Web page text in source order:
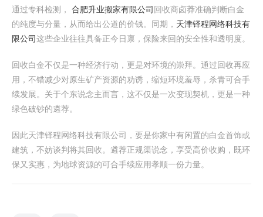
通过专科检测， 合肥升业搬家有限公司 回收商卤莽准确判断白金
的纯度与分量，从而给出公道的价钱。同期， 天津铎程网络科技有
限公司这些企业往往具备正今日禀，保险来回的安全性和透明度。
回收白金不仅是一种经济行动，更是对环境的崇拜。通过回收再应
用，不错减少对原生矿产资源的劝诱，缩短环境羞辱，杀青可合手
续发展。关于个东说念主而言，这不仅是一次变现契机，更是一种
绿色破钞的遴荐。
因此天津铎程网络科技有限公司，要是你家中有闲置的白金首饰或
建筑，不妨谈判将其回收。遴荐正规渠说念，享受高价收购，既环
保又实惠，为地球资源的可合手续应用孝顺一份力量。